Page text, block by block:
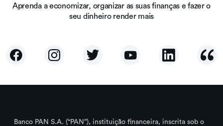
Aprenda a economizar, organizar as suas finanças e fazer o
seu dinheiro render mais
Banco PAN S.A. (“PAN”), instituição financeira, inscrita sob o